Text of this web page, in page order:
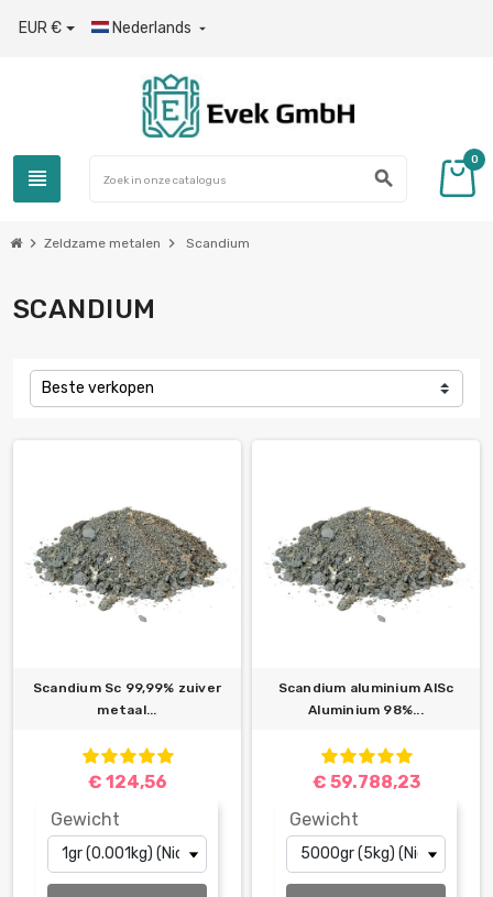
EUR € Nederlands 
view_headline search
0
chevron_right Zeldzame metalen chevron_right Scandium
SCANDIUM
Beste verkopen
Scandium Sc 99,99% zuiver
metaal...
€ 124,56
Gewicht
Scandium aluminium AlSc
Aluminium 98%...
€ 59.788,23
Gewicht